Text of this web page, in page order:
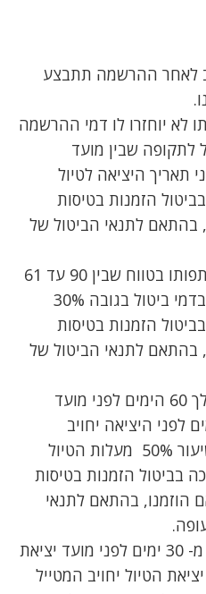
לאחר ההרשמה תתבצע
לא יוחזרו לו דמי ההרשמה
לתקופה שבין מועד
הזמנות בטיסות
בהתאם לתנאי הביטול של
מטייל שיבטל את השתתפותו בטווח שבין 90 עד 61
ביטול בגובה 30%
הזמנות בטיסות
בהתאם לתנאי הביטול של
במקרה של ביטול במהלך 60 הימים לפני מועד
הטיול ועד 30 ימים לפני היציאה יחויב
הטיול
בביטול הזמנות בטיסות
הוזמנו, בהתאם לתנאי
במקרה של ביטול החל מ- 30 ימים לפני מועד יציאת
יום לפני יציאת הטיול יחויב המטייל